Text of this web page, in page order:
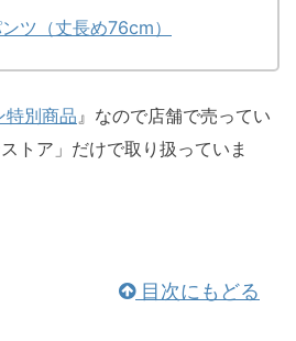
ツ（丈長め76cm）
特別商品』なので店舗で売ってい
トア」だけで取り扱っていま
目次にもどる